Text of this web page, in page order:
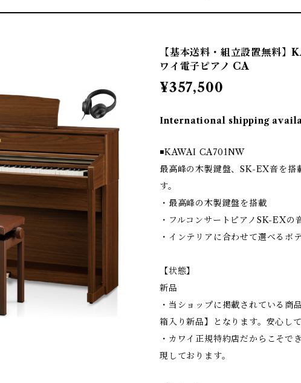
【基本送料・組立設置無料
ワイ電子ピアノ CA
¥357,500
International shipping
◾️KAWAI CA701NW
最高峰の木製鍵盤、SK-EX音を搭
す。
・最高峰の木製鍵盤を搭載
・フルコンサートピアノSK-EXの
・インテリアに合わせて選べるボ
【状態】
新品
・当ショップに掲載されている商
箱入り新品】となります。安心し
・カワイ正規特約店だからこそで
現しております。